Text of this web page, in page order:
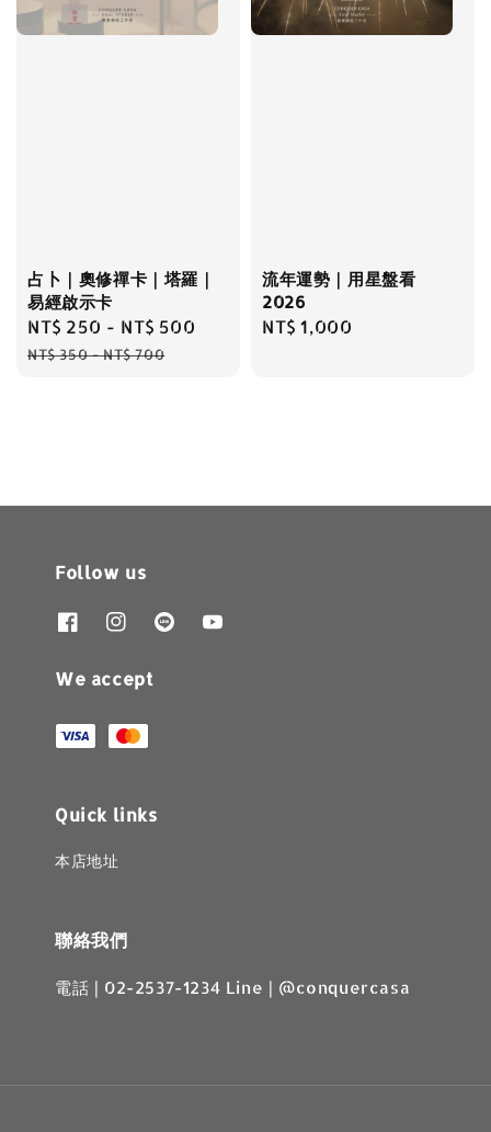
占卜｜奧修禪卡｜塔羅｜
易經啟示卡
Sale
price
NT$ 250 - NT$ 500
Regular
NT$ 350-NT$ 700
流年運勢｜用星盤看
2026
Regular
NT$ 1,000
Follow us
We accept
Quick links
本店地址
聯絡我們
電話 | 02-2537-1234 Line | @conquercasa